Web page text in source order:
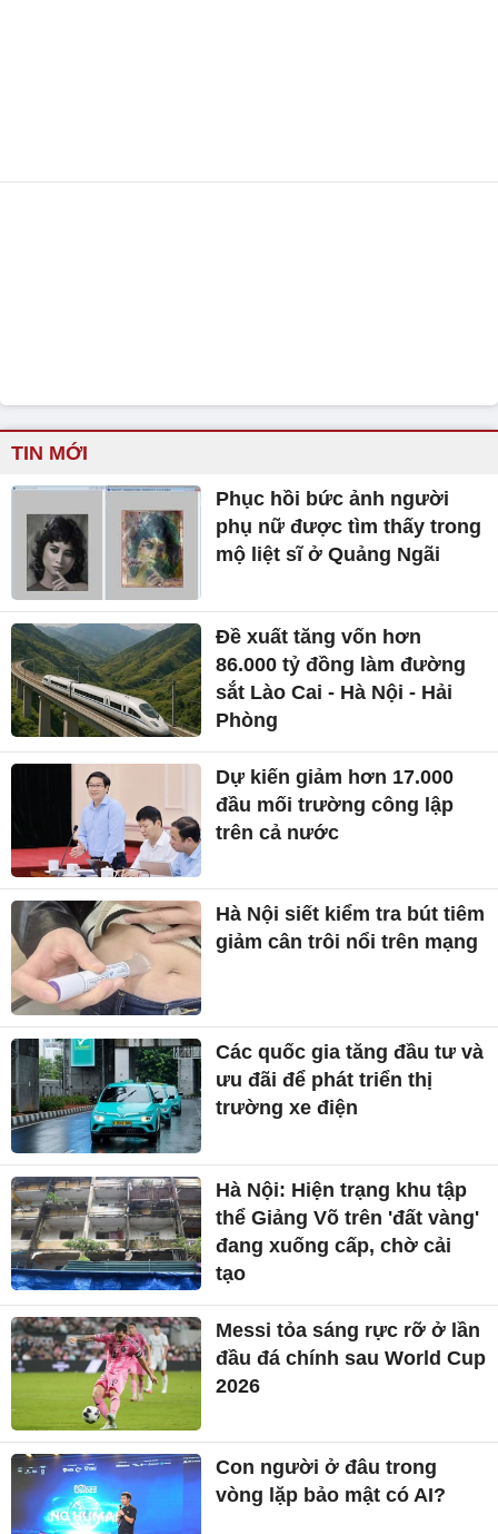
TIN MỚI
Phục hồi bức ảnh người
phụ nữ được tìm thấy trong
mộ liệt sĩ ở Quảng Ngãi
Đề xuất tăng vốn hơn
86.000 tỷ đồng làm đường
sắt Lào Cai - Hà Nội - Hải
Phòng
Dự kiến giảm hơn 17.000
đầu mối trường công lập
trên cả nước
Hà Nội siết kiểm tra bút tiêm
giảm cân trôi nổi trên mạng
Các quốc gia tăng đầu tư và
ưu đãi để phát triển thị
trường xe điện
Hà Nội: Hiện trạng khu tập
thể Giảng Võ trên 'đất vàng'
đang xuống cấp, chờ cải
tạo
Messi tỏa sáng rực rỡ ở lần
đầu đá chính sau World Cup
2026
Con người ở đâu trong
vòng lặp bảo mật có AI?